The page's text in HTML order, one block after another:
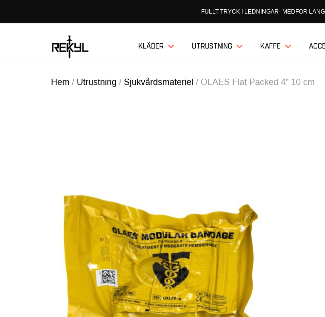
FULLT TRYCK I LEDNINGAR- MEDFÖR
KLÄDER UTRUSTNING KAFFE
Hem / Utrustning / Sjukvårdsmateriel / OLAES Flat Packed 4” 10 cm